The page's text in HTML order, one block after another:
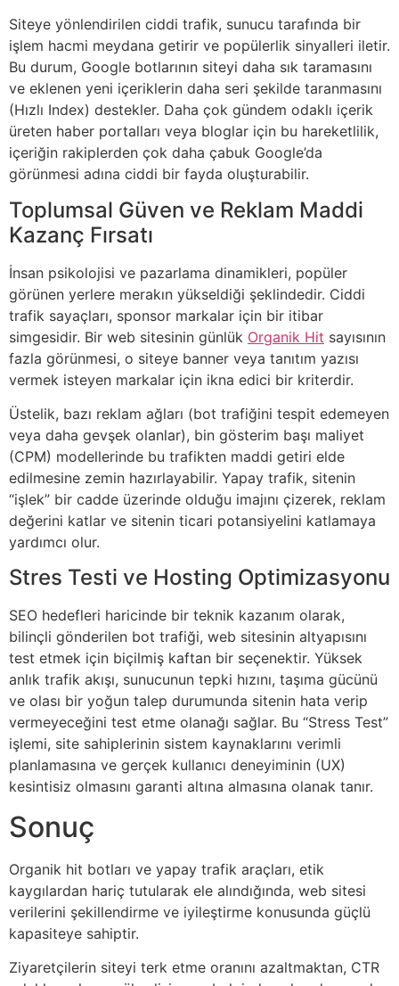
Siteye yönlendirilen ciddi trafik, sunucu tarafında bir
işlem hacmi meydana getirir ve popülerlik sinyalleri iletir.
Bu durum, Google botlarının siteyi daha sık taramasını
ve eklenen yeni içeriklerin daha seri şekilde taranmasını
(Hızlı Index) destekler. Daha çok gündem odaklı içerik
üreten haber portalları veya bloglar için bu hareketlilik,
içeriğin rakiplerden çok daha çabuk Google’da
görünmesi adına ciddi bir fayda oluşturabilir.
Toplumsal Güven ve Reklam Maddi
Kazanç Fırsatı
İnsan psikolojisi ve pazarlama dinamikleri, popüler
görünen yerlere merakın yükseldiği şeklindedir. Ciddi
trafik sayaçları, sponsor markalar için bir itibar
simgesidir. Bir web sitesinin günlük Organik Hit sayısının
fazla görünmesi, o siteye banner veya tanıtım yazısı
vermek isteyen markalar için ikna edici bir kriterdir.
Üstelik, bazı reklam ağları (bot trafiğini tespit edemeyen
veya daha gevşek olanlar), bin gösterim başı maliyet
(CPM) modellerinde bu trafikten maddi getiri elde
edilmesine zemin hazırlayabilir. Yapay trafik, sitenin
“işlek” bir cadde üzerinde olduğu imajını çizerek, reklam
değerini katlar ve sitenin ticari potansiyelini katlamaya
yardımcı olur.
Stres Testi ve Hosting Optimizasyonu
SEO hedefleri haricinde bir teknik kazanım olarak,
bilinçli gönderilen bot trafiği, web sitesinin altyapısını
test etmek için biçilmiş kaftan bir seçenektir. Yüksek
anlık trafik akışı, sunucunun tepki hızını, taşıma gücünü
ve olası bir yoğun talep durumunda sitenin hata verip
vermeyeceğini test etme olanağı sağlar. Bu “Stress Test”
işlemi, site sahiplerinin sistem kaynaklarını verimli
planlamasına ve gerçek kullanıcı deneyiminin (UX)
kesintisiz olmasını garanti altına almasına olanak tanır.
Sonuç
Organik hit botları ve yapay trafik araçları, etik
kaygılardan hariç tutularak ele alındığında, web sitesi
verilerini şekillendirme ve iyileştirme konusunda güçlü
kapasiteye sahiptir.
Ziyaretçilerin siteyi terk etme oranını azaltmaktan, CTR